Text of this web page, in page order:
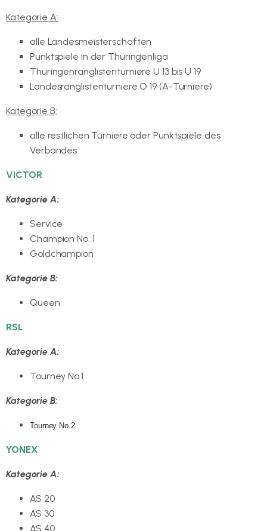
Kategorie A:
alle Landesmeisterschaften
Punktspiele in der Thüringenliga
Thüringenranglistenturniere U 13 bis U 19
Landesranglistenturniere O 19 (A-Turniere)
Kategorie B:
alle restlichen Turniere oder Punktspiele des
Verbandes
VICTOR
Kategorie A:
Service
Champion No. 1
Goldchampion
Kategorie B:
Queen
RSL
Kategorie A:
Tourney No.1
Kategorie B:
Tourney No.2
YONEX
Kategorie A:
AS 20
AS 30
AS 40